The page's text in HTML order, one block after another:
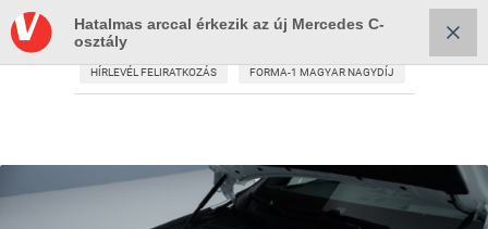
HÍRLEVÉL FELIRATKOZÁS FORMA-1 MAGYAR NAGYDÍJ
Hatalmas arccal érkezik az új Mercedes C-
osztály